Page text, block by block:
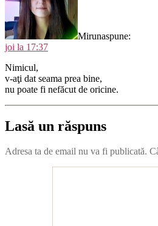
Mirunaspune:
joi la 17:37
Nimicul,
v-aţi dat seama prea bine,
nu poate fi nefăcut de oricine.
Lasă un răspuns
Adresa ta de email nu va fi publicată.